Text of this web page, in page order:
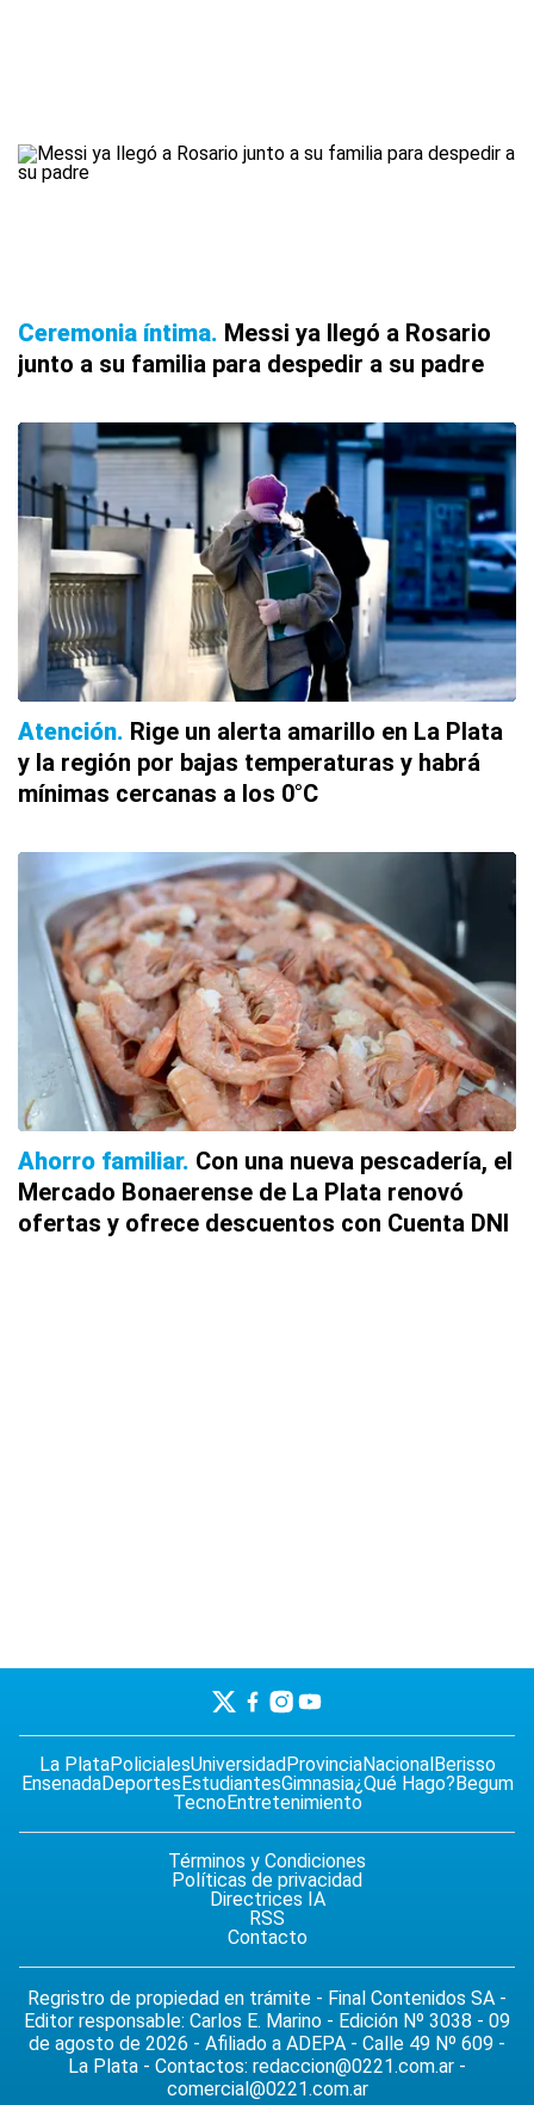
Ceremonia íntima Messi ya llegó a Rosario
junto a su familia para despedir a su padre
Atención Rige un alerta amarillo en La Plata
y la región por bajas temperaturas y habrá
mínimas cercanas a los 0°C
Ahorro familiar Con una nueva pescadería, el
Mercado Bonaerense de La Plata renovó
ofertas y ofrece descuentos con Cuenta DNI
La PlataPolicialesUniversidad ProvinciaNacional Berisso
EnsenadaDeportes EstudiantesGimnasia¿Qué Hago? Begum
TecnoEntretenimiento
Términos y Condiciones
Políticas de privacidad
Directrices IA
RSS
Contacto
Regristro de propiedad en trámite - Final Contenidos SA -
Editor responsable: Carlos E. Marino - Edición Nº 3038 - 09
de agosto de 2026 - Afiliado a ADEPA - Calle 49 Nº 609 -
La Plata - Contactos: redaccion@0221.com.ar -
comercial@0221.com.ar